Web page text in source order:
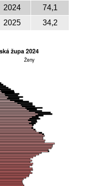
2024
74,1
2025 34,2